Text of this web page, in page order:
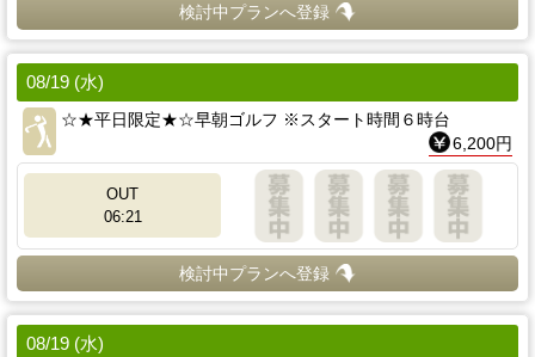
検討中プランへ登録
08/19 (水)
☆★平日限定★☆早朝ゴルフ ※スタート時間６時台
6,200円
OUT
06:21
検討中プランへ登録
08/19 (水)